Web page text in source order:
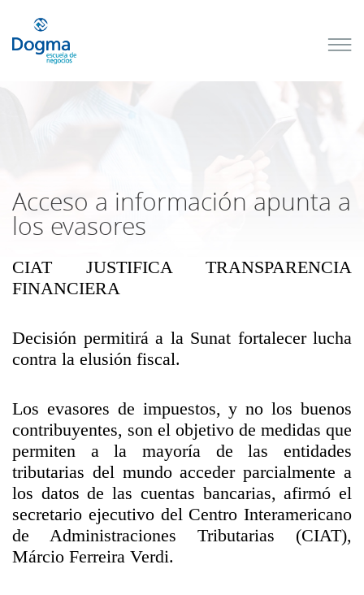
Acceso a información apunta a
los evasores
CIAT JUSTIFICA TRANSPARENCIA
FINANCIERA
Decisión permitirá a la Sunat fortalecer lucha
contra la elusión fiscal.
Los evasores de impuestos, y no los buenos
contribuyentes, son el objetivo de medidas que
permiten a la mayoría de las entidades
tributarias del mundo acceder parcialmente a
los datos de las cuentas bancarias, afirmó el
secretario ejecutivo del Centro Interamericano
de Administraciones Tributarias (CIAT),
Márcio Ferreira Verdi.
próximos
Más Cursos